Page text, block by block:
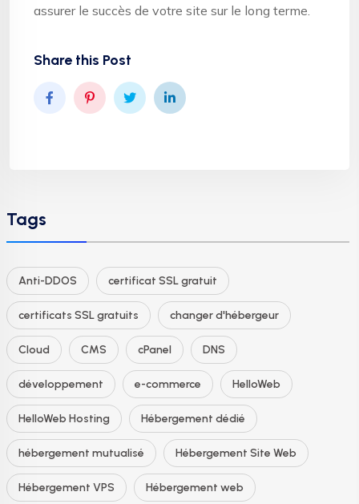
assurer le succès de votre site sur le long terme.
Share this Post
Tags
Anti-DDOS certificat SSL gratuit
certificats SSL gratuits changer d'hébergeur
Cloud CMS cPanel DNS
développement e-commerce HelloWeb
HelloWeb Hosting Hébergement dédié
hébergement mutualisé Hébergement Site Web
Hébergement VPS Hébergement web